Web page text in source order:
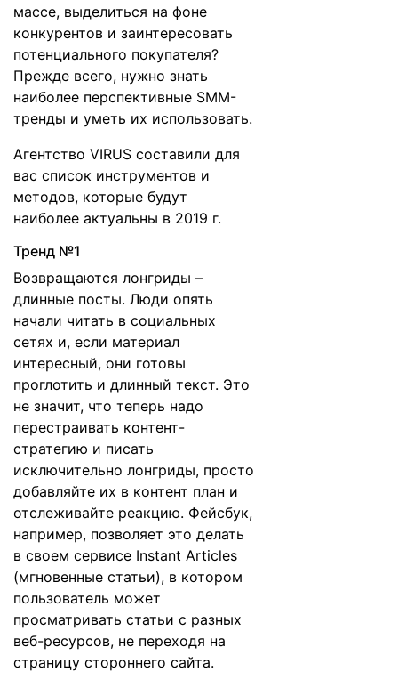
массе, выделиться на фоне
конкурентов и заинтересовать
потенциального покупателя?
Прежде всего, нужно знать
наиболее перспективные SMM-
тренды и уметь их использовать.
Агентство VIRUS составили для
вас список инструментов и
методов, которые будут
наиболее актуальны в 2019 г.
Тренд №1
Возвращаются лонгриды –
длинные посты. Люди опять
начали читать в социальных
сетях и, если материал
интересный, они готовы
проглотить и длинный текст. Это
не значит, что теперь надо
перестраивать контент-
стратегию и писать
исключительно лонгриды, просто
добавляйте их в контент план и
отслеживайте реакцию. Фейсбук,
например, позволяет это делать
в своем сервисе Instant Articles
(мгновенные статьи), в котором
пользователь может
просматривать статьи с разных
веб-ресурсов, не переходя на
страницу стороннего сайта.